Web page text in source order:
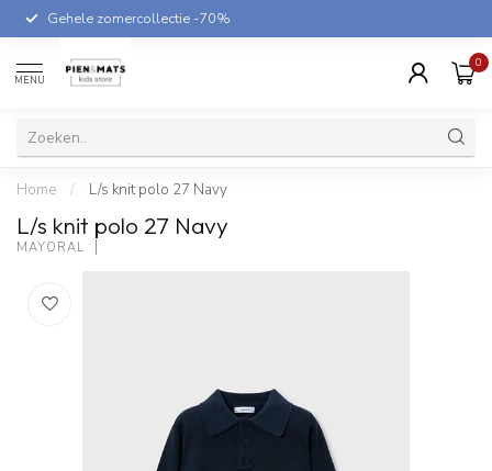
Gehele zomercollectie -70%
MENU
0
Home / L/s knit polo 27 Navy
L/s knit polo 27 Navy
MAYORAL